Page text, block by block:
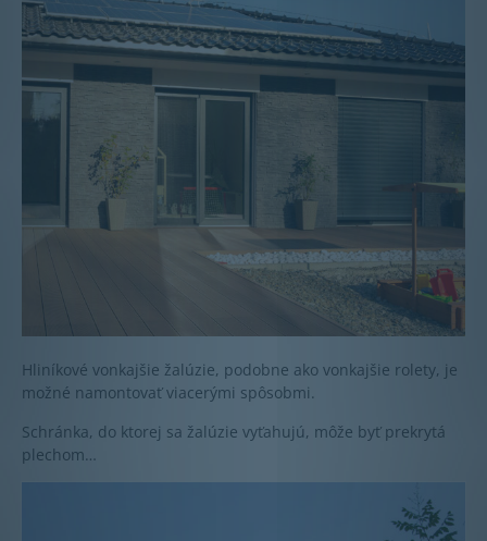
Hliníkové vonkajšie žalúzie, podobne ako vonkajšie rolety, je
možné namontovať viacerými spôsobmi.
Schránka, do ktorej sa žalúzie vyťahujú, môže byť prekrytá
plechom…